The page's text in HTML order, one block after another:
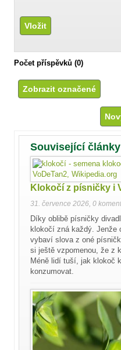
Počet příspěvků (0)
Související články
Klokočí z písničky i
31. července 2026, 0
Díky oblibě písničky
klokočí zná každý. Jenže
vybaví slova z oné
si ještě vzpomenou, že z
Méně lidí tuší, jak klokoč
konzumovat.